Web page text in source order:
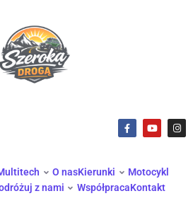
O nasKierunki
Motocykl
z nami WspółpracaKontakt